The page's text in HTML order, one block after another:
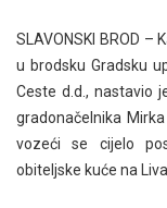
SLAVONSKI BROD
u brodsku Gradsku
Ceste d.d., nastavio
gradonačelnika
vozeći se cijelo
obiteljske kuće na